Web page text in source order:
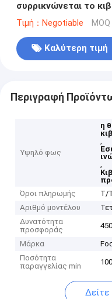
συρρικνώνεται το
εσωτερικό
Τιμή：Negotiable
Καλύτερη τιμή
Περιγραφή
Υψηλό φως
η
,
,
Όροι πληρωμής
T/
Αριθμό μοντέλου
Δυνατότητα
προσφοράς
Μάρκα
Ποσότητα
παραγγελίας min
Δείτε